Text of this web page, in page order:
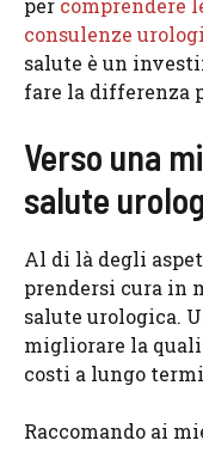
per comprendere
consulenze
salute è un
fare la differenza
Verso una
salute
Al di là degli
prendersi cura in
salute urologica.
migliorare la
costi a lungo
Raccomando ai